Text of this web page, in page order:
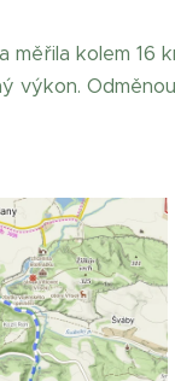
kolem 16
výkon.